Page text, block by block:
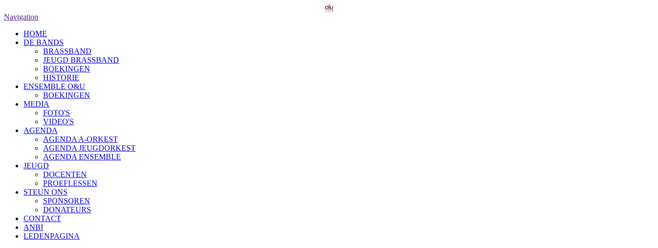
Navigation
HOME
DE BANDS
BRASSBAND
JEUGD BRASSBAND
BOEKINGEN
HISTORIE
ENSEMBLE O&U
BOEKINGEN
MEDIA
FOTO'S
VIDEO'S
AGENDA
AGENDA A-ORKEST
AGENDA JEUGDORKEST
AGENDA ENSEMBLE
JEUGD
DOCENTEN
PROEFLESSEN
STEUN ONS
SPONSOREN
DONATEURS
CONTACT
ANBI
LEDENPAGINA